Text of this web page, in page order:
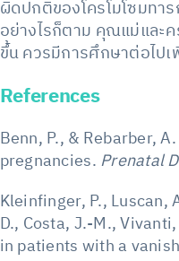
ผิดปกติของโครโมโซมทา
อย่างไรก็ตาม คุณแม่และ
ขึ้น ควรมีการศึกษาต่อไปเ
References
Benn, P., & Rebarber,
pregnancies. Prenatal
Kleinfinger, P., Luscan,
D., Costa, J.-M.,
in patients with a